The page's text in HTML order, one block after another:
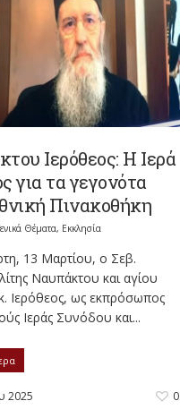
Ιερόθεος: Η Ιερά
για τα γεγονότα
Πινακοθήκη
Θέματα, Εκκλησία
13 Μαρτίου, ο Σεβ.
Ναυπάκτου και αγίου
Ιερόθεος, ως εκπρόσωπος
Ιεράς Συνόδου και...
2025 0